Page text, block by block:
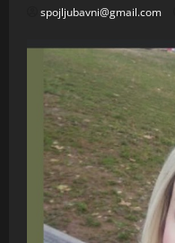
spojljubavni@gmail.com